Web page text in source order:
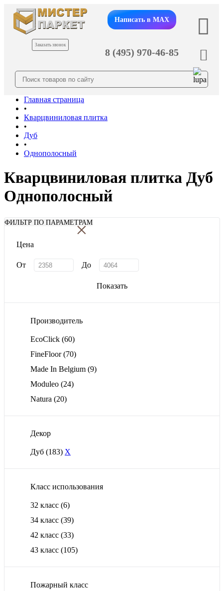
Заказать звонок
Написать в MAX
8 (495) 970-46-85
Главная страница
•
Кварцвиниловая плитка
•
Дуб
•
Однополосный
Кварцвиниловая плитка Дуб
Однополосный
ФИЛЬТР ПО ПАРАМЕТРАМ
×
Цена
От До
Показать
Производитель
EcoClick (60)
FineFloor(70)
Made In Belgium (9)
Moduleo (24)
Natura (20)
Декор
Дуб (183) X
Класс использования
32 класс (6)
34 класс (39)
42 класс (33)
43 класс (105)
Пожарный класс